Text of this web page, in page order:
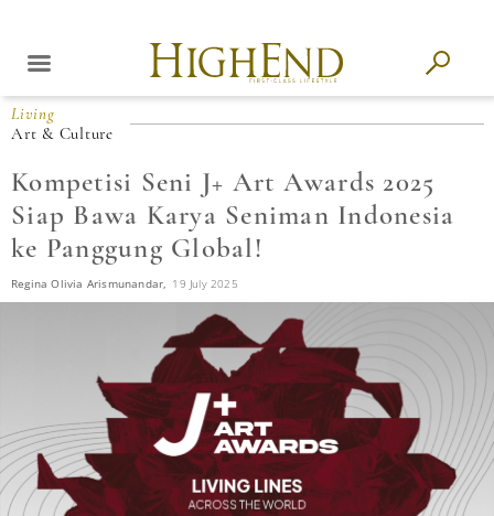
Living
Art & Culture
Kompetisi Seni J+ Art Awards 2025
Siap Bawa Karya Seniman Indonesia
ke Panggung Global!
Regina Olivia Arismunandar, 19 July 2025